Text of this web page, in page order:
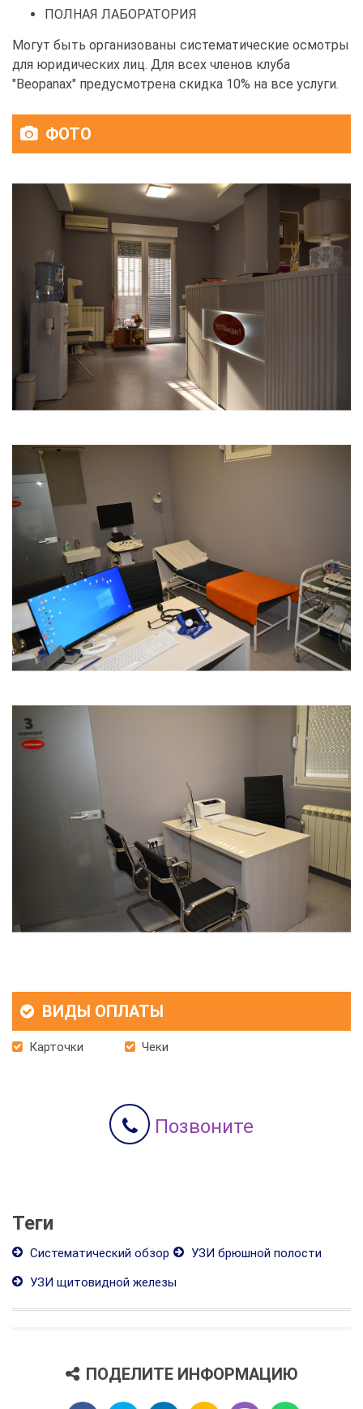
ПОЛНАЯ ЛАБОРАТОРИЯ
Могут быть организованы систематические осмотры
для юридических лиц. Для всех членов клуба
"Beopanax" предусмотрена скидка 10% на все услуги.
ФОТО
ВИДЫ ОПЛАТЫ
Карточки Чеки
Позвоните
Теги
Систематический обзор
УЗИ брюшной полости
УЗИ щитовидной железы
ПОДЕЛИТЕ ИНФОРМАЦИЮ